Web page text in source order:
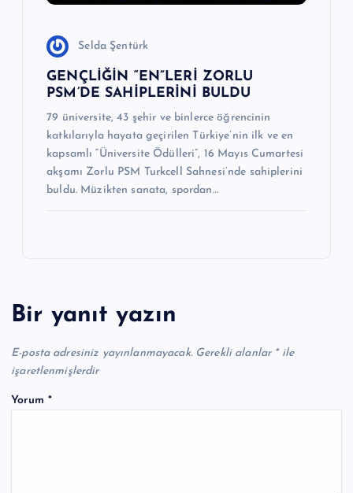
Selda Şentürk
GENÇLİĞİN “EN”LERİ ZORLU
PSM’DE SAHİPLERİNİ BULDU
79 üniversite, 43 şehir ve binlerce öğrencinin
katkılarıyla hayata geçirilen Türkiye’nin ilk ve en
kapsamlı “Üniversite Ödülleri”, 16 Mayıs Cumartesi
akşamı Zorlu PSM Turkcell Sahnesi’nde sahiplerini
buldu. Müzikten sanata, spordan…
Bir yanıt yazın
E-posta adresiniz yayınlanmayacak. Gerekli alanlar *ile
işaretlenmişlerdir
Yorum *